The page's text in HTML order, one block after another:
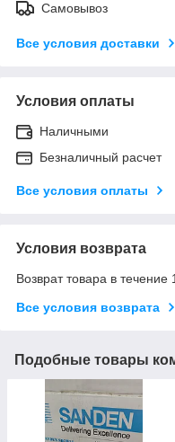
Самовывоз
Все условия доставки
Условия оплаты
Наличными
Безналичный расчет
Все условия оплаты
Условия возврата
Возврат товара в
Все условия возврата
Подобные товары